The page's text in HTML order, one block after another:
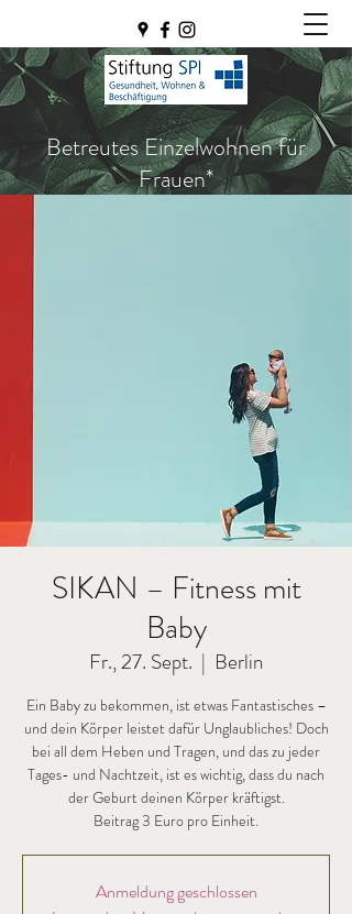
Betreutes Einzelwohnen für
Frauen*
SIKAN – Fitness mit
Baby
Fr., 27. Sept.
  |
Berlin
Ein Baby zu bekommen, ist etwas Fantastisches –
und dein Körper leistet dafür Unglaubliches! Doch
bei all dem Heben und Tragen, und das zu jeder
Tages- und Nachtzeit, ist es wichtig, dass du nach
der Geburt deinen Körper kräftigst.
Beitrag 3 Euro pro Einheit.
Anmeldung geschlossen